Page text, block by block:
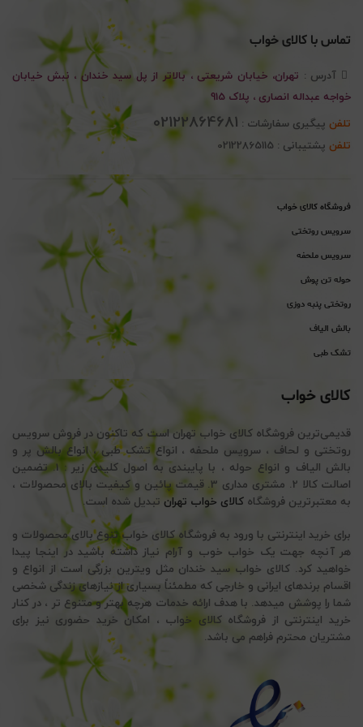
تماس با کالای خواب
آدرس : تهران، خیابان شریعتی ، بالاتر از پل سید خندان ، نبش خیابان
خواجه عبداله انصاری ، پلاک 915
تلفن پیگیری سفارشات : 02122864681
تلفن پشتیبانی : 02122865115
فروشگاه کالای خواب
سرویس روتختی
سرویس ملحفه
حوله تن پوش
روتختی پنبه دوزی
بالش الیاف
تشک طبی
کالای خواب
قدیمی‌ترین فروشگاه کالای خواب تهران است که تاکنون در فروش سرویس
روتختی و لحاف ، سرویس ملحفه ، انواع تشک طبی ، انواع بالش پر و
بالش الیاف و انواع حوله ، با پایبندی به اصول کلیدی زیر : 1. تضمین
اصالت کالا 2. مشتری مداری 3. قیمت پائین و کیفیت بالای محصولات ،
به معتبرترین فروشگاه کالای خواب تهران تبدیل شده است.
برای خرید اینترنتی با ورود به فروشگاه کالای خواب تنوع بالای محصولات و
هر آنچه جهت یک خواب خوب و آرام نیاز داشته باشید در اینجا پیدا
خواهید کرد. کالای خواب سید خندان مثل ویترین بزرگی است از انواع و
اقسام برندهای ایرانی و خارجی که مطمئناً بسیاری از نیازهای زندگی شخصی
شما را پوشش میدهد. با هدف ارائه خدمات هرچه بهتر و متنوع تر ، در کنار
خرید اینترنتی از فروشگاه کالای خواب ، امکان خرید حضوری نیز برای
مشتریان محترم فراهم می باشد.